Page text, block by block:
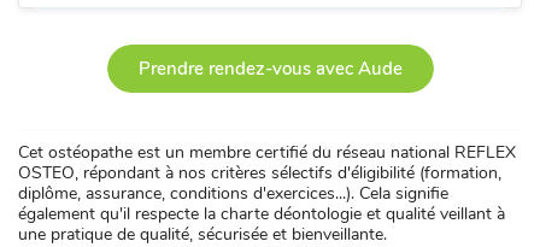
Prendre rendez-vous avec Aude
Cet ostéopathe est un membre certifié du réseau national REFLEX
OSTEO, répondant à nos critères sélectifs d'éligibilité (formation,
diplôme, assurance, conditions d'exercices...). Cela signifie
également qu'il respecte la charte déontologie et qualité veillant à
une pratique de qualité, sécurisée et bienveillante.